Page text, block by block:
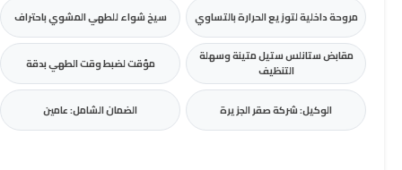
مروحة داخلية لتوزيع الحرارة بالتساوي سيخ شواء للطهي المشوي باحتراف
مقابض ستانلس ستيل متينة وسهلة
التنظيف
مؤقت لضبط وقت الطهي بدقة
الوكيل: شركة صقر الجزيرة الضمان الشامل: عامين